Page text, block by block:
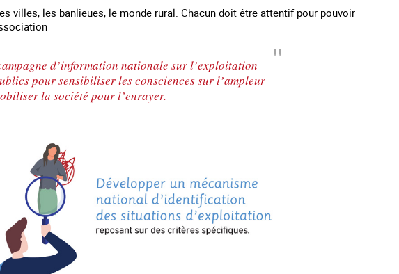
villes, les banlieues, le monde rural. Chacun doit être attentif pour pouvoir
d’information nationale sur l’exploitation
pour sensibiliser les consciences sur l’ampleur
la société pour l’enrayer.